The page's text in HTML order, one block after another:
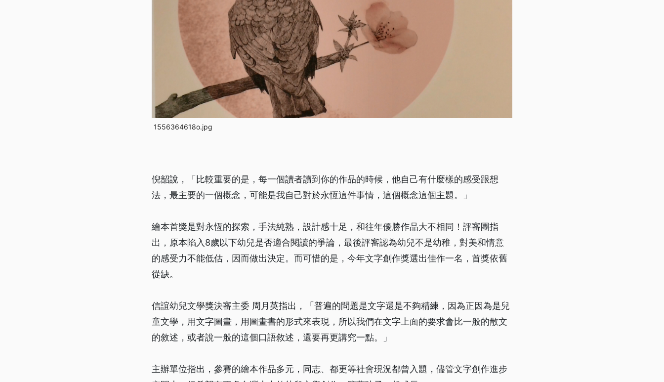
1556364618o.jpg
倪韶說，「比較重要的是，每一個讀者讀到你的作品的時候，他自己有什麼樣的感受跟想
法，最主要的一個概念，可能是我自己對於永恆這件事情，這個概念這個主題。」
繪本首獎是對永恆的探索，手法純熟，設計感十足，和往年優勝作品大不相同！評審團指
出，原本陷入8歲以下幼兒是否適合閱讀的爭論，最後評審認為幼兒不是幼稚，對美和情意
的感受力不能低估，因而做出決定。而可惜的是，今年文字創作獎選出佳作一名，首獎依舊
從缺。
信誼幼兒文學獎決審主委 周月英指出，「普遍的問題是文字還是不夠精練，因為正因為是兒
童文學，用文字圖畫，用圖畫書的形式來表現，所以我們在文字上面的要求會比一般的散文
的敘述，或者說一般的這個口語敘述，還要再更講究一點。」
主辦單位指出，參賽的繪本作品多元，同志、都更等社會現況都曾入題，儘管文字創作進步